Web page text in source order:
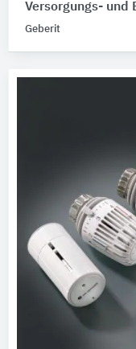
Versorgungs- und
Geberit